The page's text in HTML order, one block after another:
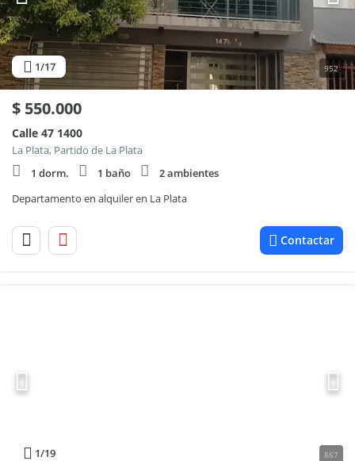
1/17 952
$ 550.000
Calle 47 1400
La Plata, Partido de La Plata
1 dorm.
1 baño
2 ambientes
Departamento en alquiler en La Plata
Contactar
1/19 867